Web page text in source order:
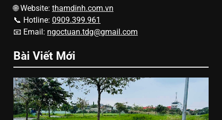
🌐 Website: thamdinh.com.vn
📞 Hotline: 0909.399.961
📧 Email: ngoctuan.tdg@gmail.com
Bài Viết Mới